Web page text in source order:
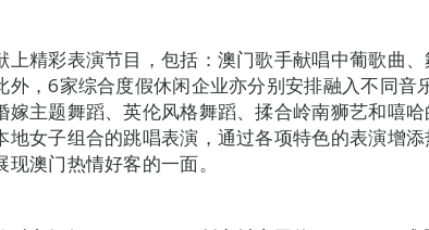
上精彩表演节目，包括：澳门歌手献唱中葡歌曲
外，6家综合度假休闲企业亦分别安排融入不同音
主题舞蹈、英伦风格舞蹈、揉合岭南狮艺和嘻哈
地女子组合的跳唱表演，通过各项特色的表演增
澳门热情好客的一面。